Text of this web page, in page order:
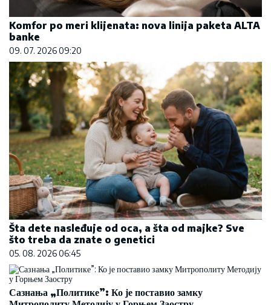
Komfor po meri klijenata: nova linija paketa ALTA
banke
09. 07. 2026 09:20
Šta dete nasleđuje od oca, a šta od majke? Sve
što treba da znate o genetici
05. 08. 2026 06:45
Сазнања „Политике”: Ко је поставио замку